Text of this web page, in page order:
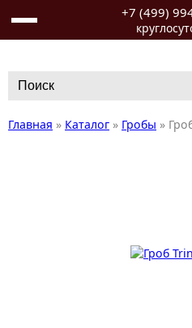
+7 (499)
for:
Главная » Каталог » Гробы »